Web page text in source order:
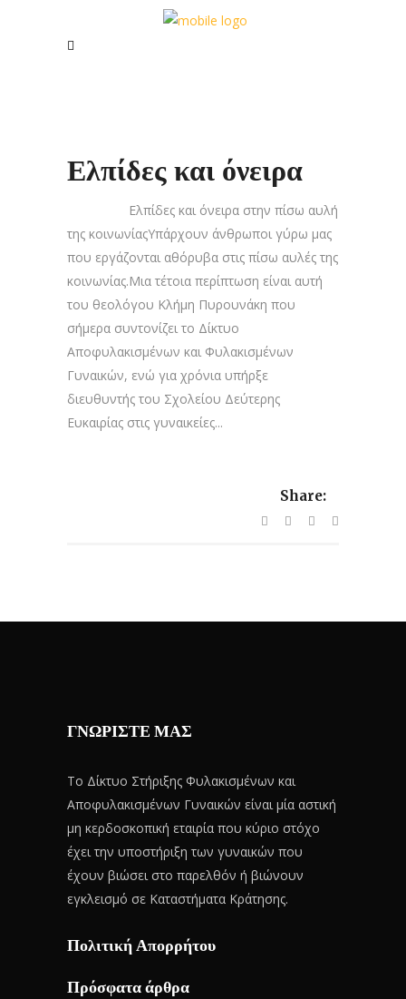
Ελπίδες και όνειρα
Ελπίδες και όνειρα στην πίσω αυλή
της κοινωνίαςΥπάρχουν άνθρωποι γύρω μας
που εργάζονται αθόρυβα στις πίσω αυλές της
κοινωνίας.Μια τέτοια περίπτωση είναι αυτή
του θεολόγου Κλήμη Πυρουνάκη που
σήμερα συντονίζει το Δίκτυο
Αποφυλακισμένων και Φυλακισμένων
Γυναικών, ενώ για χρόνια υπήρξε
διευθυντής του Σχολείου Δεύτερης
Ευκαιρίας στις γυναικείες...
Share:
ΓΝΩΡΙΣΤΕ ΜΑΣ
Το Δίκτυο Στήριξης Φυλακισμένων και
Αποφυλακισμένων Γυναικών είναι μία αστική
μη κερδοσκοπική εταιρία που κύριο στόχο
έχει την υποστήριξη των γυναικών που
έχουν βιώσει στο παρελθόν ή βιώνουν
εγκλεισμό σε Καταστήματα Κράτησης.
Πολιτική Απορρήτου
Πρόσφατα άρθρα